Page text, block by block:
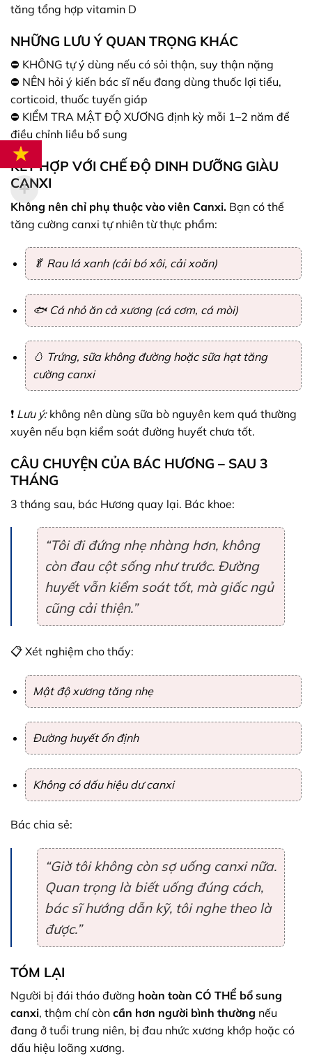
tăng tổng hợp vitamin D
NHỮNG LƯU Ý QUAN TRỌNG KHÁC
⛔ KHÔNG tự ý dùng nếu có sỏi thận, suy thận nặng
⛔ NÊN hỏi ý kiến bác sĩ nếu đang dùng thuốc lợi tiểu,
corticoid, thuốc tuyến giáp
⛔ KIỂM TRA MẬT ĐỘ XƯƠNG định kỳ mỗi 1–2 năm để
điều chỉnh liều bổ sung
KẾT HỢP VỚI CHẾ ĐỘ DINH DƯỠNG GIÀU
CANXI
Không nên chỉ phụ thuộc vào viên Canxi. Bạn có thể
tăng cường canxi tự nhiên từ thực phẩm:
🥬 Rau lá xanh (cải bó xôi, cải xoăn)
🐟 Cá nhỏ ăn cả xương (cá cơm, cá mòi)
🥚 Trứng, sữa không đường hoặc sữa hạt tăng
cường canxi
❗ Lưu ý:không nên dùng sữa bò nguyên kem quá thường
xuyên nếu bạn kiểm soát đường huyết chưa tốt.
CÂU CHUYỆN CỦA BÁC HƯƠNG – SAU 3
THÁNG
3 tháng sau, bác Hương quay lại. Bác khoe:
“Tôi đi đứng nhẹ nhàng hơn, không
còn đau cột sống như trước. Đường
huyết vẫn kiểm soát tốt, mà giấc ngủ
cũng cải thiện.”
📋 Xét nghiệm cho thấy:
Mật độ xương tăng nhẹ
Đường huyết ổn định
Không có dấu hiệu dư canxi
Bác chia sẻ:
“Giờ tôi không còn sợ uống canxi nữa.
Quan trọng là biết uống đúng cách,
bác sĩ hướng dẫn kỹ, tôi nghe theo là
được.”
TÓM LẠI
Người bị đái tháo đường hoàn toàn CÓ THỂ bổ sung
canxi, thậm chí còn cần hơn người bình thường nếu
đang ở tuổi trung niên, bị đau nhức xương khớp hoặc có
dấu hiệu loãng xương.